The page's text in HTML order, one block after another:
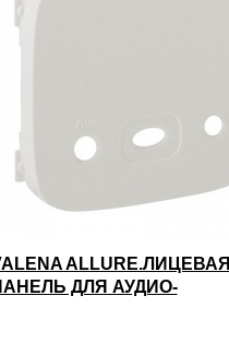
ALLURE.ЛИЦЕВАЯ
ДЛЯ АУДИО-